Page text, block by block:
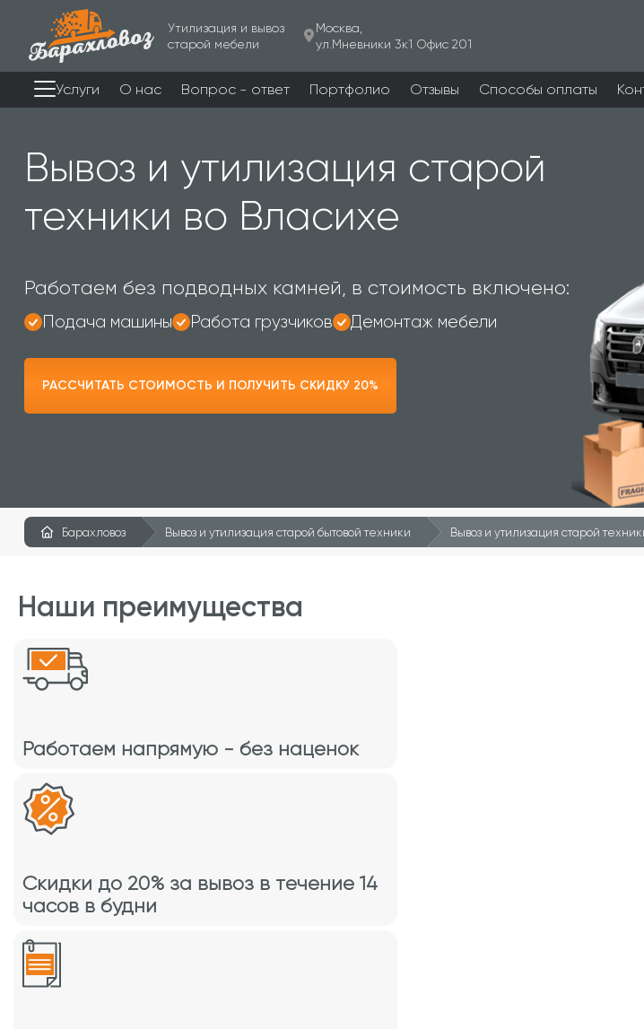
Утилизация и вывоз
старой мебели
Москва,
ул.Мневники 3к1 Офис 201
Услуги О нас Вопрос - ответ Портфолио Отзывы Способы оплаты
Вывоз и утилизация старой
техники во Власихе
Работаем без подводных камней, в стоимость включено:
Подача машины Работа грузчиков Демонтаж мебели
РАССЧИТАТЬ СТОИМОСТЬ И ПОЛУЧИТЬ СКИДКУ 20%
Барахловоз Вывоз и утилизация старой бытовой техники Вывоз и утилизация старой
Наши преимущества
Работаем напрямую - без наценок
Скидки до 20% за вывоз в течение 14
часов в будни